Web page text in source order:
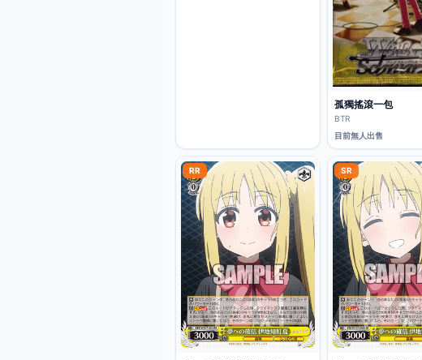
孤獨搖滾一包
BTR
目前無人出售
RR SR